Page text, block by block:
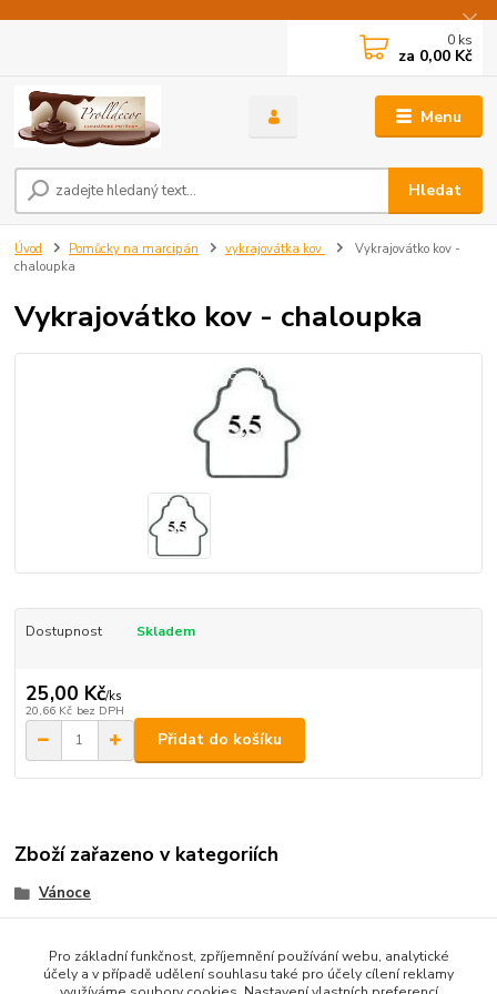
Menu
Hledat
0 ks
za 0,00 Kč
Úvod Pomůcky na marcipán vykrajovátka kov
Vykrajovátko kov -
chaloupka
Vykrajovátko kov - chaloupka
Dostupnost Skladem
25,00 Kč/ks
20,66 Kč bez DPH
Přidat do košíku
Zboží zařazeno v kategoriích
Vánoce
Pro základní funkčnost, zpříjemnění používání webu, analytické
účely a v případě udělení souhlasu také pro účely cílení reklamy